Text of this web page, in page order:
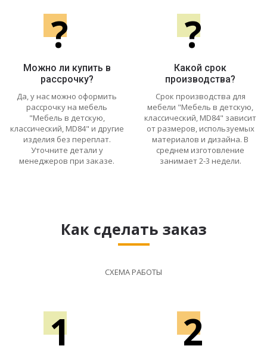
?
Можно ли купить в
рассрочку?
Да, у нас можно оформить
рассрочку на мебель
"Мебель в детскую,
классический, MD84" и другие
изделия без переплат.
Уточните детали у
менеджеров при заказе.
?
Какой срок
производства?
Срок производства для
мебели "Мебель в детскую,
классический, MD84" зависит
от размеров, используемых
материалов и дизайна. В
среднем изготовление
занимает 2-3 недели.
Как сделать заказ
СХЕМА РАБОТЫ
1 2